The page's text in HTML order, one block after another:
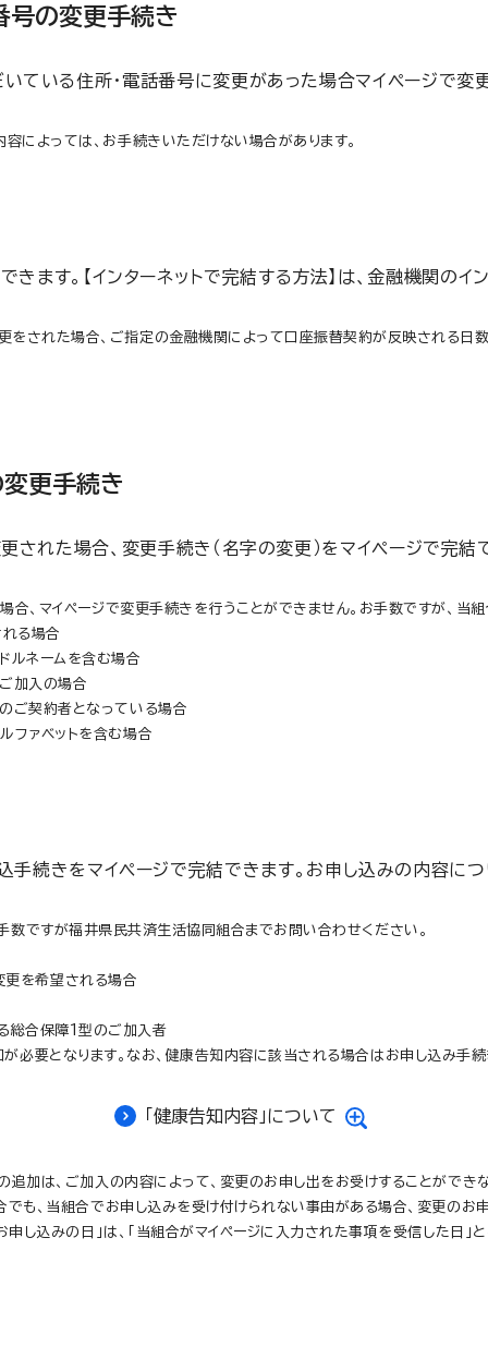
号の変更手続き
ている住所･電話番号に変更があった場合マイページで変
によっては、お手続きいただけない場合があります。
ます。【インターネットで完結する方法】は、金融機
更をされた場合、ご指定の金融機関によって口座振替契約が反映される
更手続き
された場合、変更手続き（名字の変更）をマイページで完結
合、マイページで変更手続きを行うことができません。お手数ですが、当
れる場合
ルネームを含む場合
加入の場合
ご契約者となっている場合
ファベットを含む場合
続きをマイページで完結できます。お申し込みの内容に
数ですが福井県民共済生活協同組合までお問い合わせください。
更を希望される場合
総合保障1型のご加入者
要となります。なお、健康告知内容に該当される場合はお申し込み手
「健康告知内容」について
加は、ご加入の内容によって、変更のお申し出をお受けすることができ
も、当組合でお申し込みを受け付けられない事由がある場合、変更のお
申し込みの日」は、「当組合がマイページに入力された事項を受信した日」と